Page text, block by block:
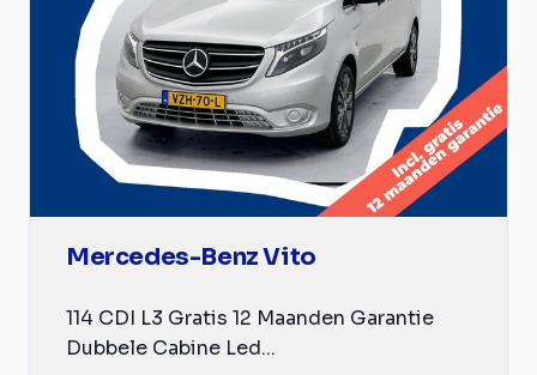
Mercedes-Benz Vito
114 CDI L3 Gratis 12 Maanden Garantie
Dubbele Cabine Led...